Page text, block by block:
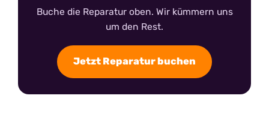
Buche die Reparatur oben. Wir kümmern uns
um den Rest.
Jetzt Reparatur buchen